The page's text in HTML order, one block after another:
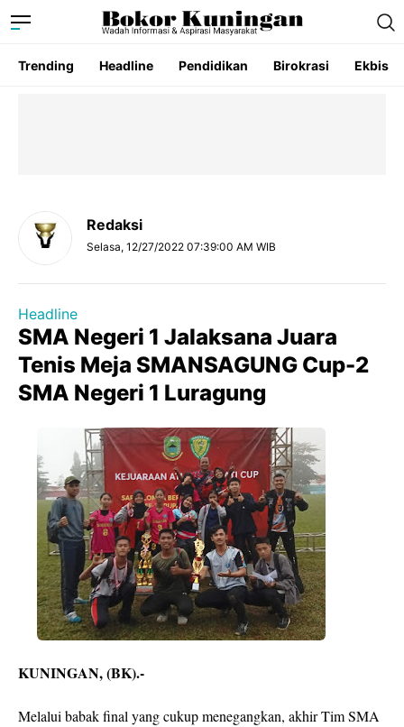
Trending Headline Pendidikan Birokrasi Ekbis
Redaksi
Selasa, 12/27/2022 07:39:00 AM WIB
Headline
SMA Negeri 1 Jalaksana Juara
Tenis Meja SMANSAGUNG Cup-2
SMA Negeri 1 Luragung
KUNINGAN, (BK).-
Melalui babak final yang cukup menegangkan, akhir Tim SMA